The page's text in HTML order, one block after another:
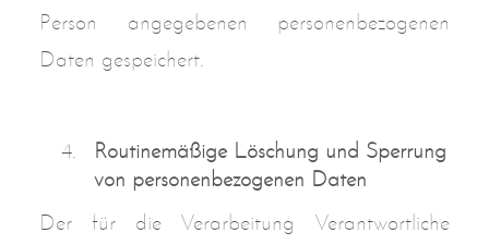
Person angegebenen personenbezogenen
Daten gespeichert.
Routinemäßige Löschung und Sperrung
von personenbezogenen Daten
Der für die Verarbeitung Verantwortliche